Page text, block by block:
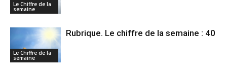
Le Chiffre de la
semaine
Le Chiffre de la
semaine
Rubrique. Le chiffre de la semaine : 40